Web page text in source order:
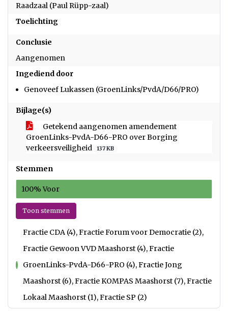
Raadzaal (Paul Rüpp-zaal)
Toelichting
Conclusie
Aangenomen
Ingediend door
Genoveef Lukassen (GroenLinks/PvdA/D66/PRO)
Bijlage(s)
Getekend aangenomen amendement
GroenLinks-PvdA-D66-PRO over Borging
verkeersveiligheid
137 KB
Stemmen
100% Voor
Toon stemmen
Fractie CDA (4), Fractie Forum voor Democratie (2),
Fractie Gewoon VVD Maashorst (4), Fractie
GroenLinks-PvdA-D66-PRO (4), Fractie Jong
Maashorst (6), Fractie KOMPAS Maashorst (7), Fractie
Lokaal Maashorst (1), Fractie SP (2)